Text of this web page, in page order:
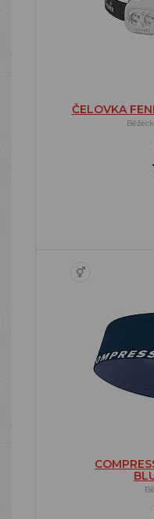
ČELOVKA